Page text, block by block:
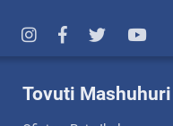
Tovuti Mashuhuri